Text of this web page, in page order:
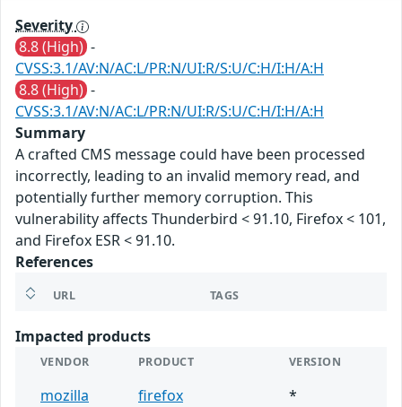
Severity
8.8 (High) -
CVSS:3.1/AV:N/AC:L/PR:N/UI:R/S:U/C:H/I:H/A:H
8.8 (High) -
CVSS:3.1/AV:N/AC:L/PR:N/UI:R/S:U/C:H/I:H/A:H
Summary
A crafted CMS message could have been processed
incorrectly, leading to an invalid memory read, and
potentially further memory corruption. This
vulnerability affects Thunderbird < 91.10, Firefox < 101,
and Firefox ESR < 91.10.
References
URL TAGS
Impacted products
VENDOR PRODUCT VERSION
mozilla firefox
*